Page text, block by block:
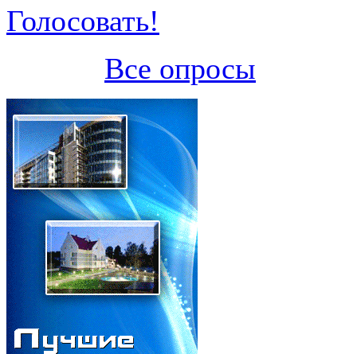
Голосовать!
Все опросы